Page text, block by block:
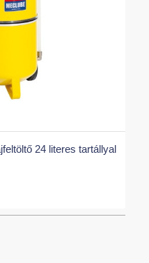
24 literes tartállyal